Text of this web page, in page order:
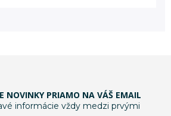
NOVINKY PRIAMO NA VÁŠ EMAIL
informácie vždy medzi prvými